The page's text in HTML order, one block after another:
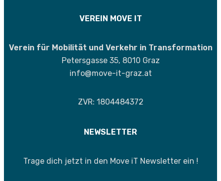
VEREIN MOVE IT
Verein für Mobilität und Verkehr in Transformation
Petersgasse 35, 8010 Graz
info@move-it-graz.at
ZVR: 1804484372
NEWSLETTER
Trage dich jetzt in den Move iT Newsletter ein !